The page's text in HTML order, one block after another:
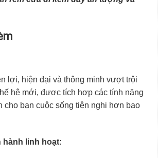
lợi, hiện đại và thông minh vượt trội
hệ mới, được tích hợp các tính năng
cho bạn cuộc sống tiện nghi hơn bao
hành linh hoạt: